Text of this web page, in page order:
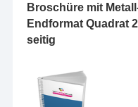
Broschüre mit
Endformat Quadrat
seitig